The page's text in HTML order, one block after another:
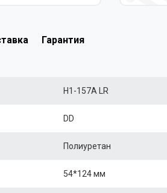
Гарантия
H1-157A LR
DD
Полиуретан
54*124 мм